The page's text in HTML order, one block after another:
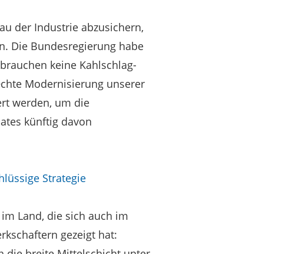
der Industrie abzusichern,
Die Bundesregierung habe
keine Kahlschlag-
Modernisierung unserer
werden, um die
künftig davon
Strategie
Land, die sich auch im
gezeigt hat: